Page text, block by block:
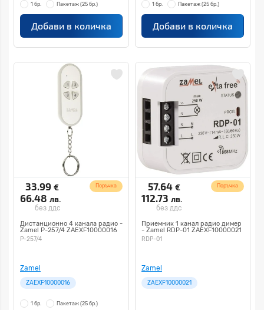
1 бр. Пакетаж (25 бр.)
Добави в количка
1 бр. Пакетаж (25 бр.)
Добави в количка
33.99 €
66.48 лв.
без ддс
Поръчка
Дистанционно 4 канала радио -
Zamel P-257/4 ZAEXF10000016
P-257/4
Zamel
ZAEXF10000016
1 бр. Пакетаж (25 бр.)
57.64 €
112.73 лв.
без ддс
Поръчка
Приемник 1 канал радио димер
- Zamel RDP-01 ZAEXF10000021
RDP-01
Zamel
ZAEXF10000021